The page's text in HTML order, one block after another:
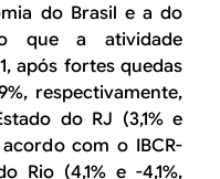
do Brasil e a do
que a atividade
após fortes quedas
respectivamente,
do RJ (3,1% e
com o IBCR-
Rio (4,1% e -4,1%,